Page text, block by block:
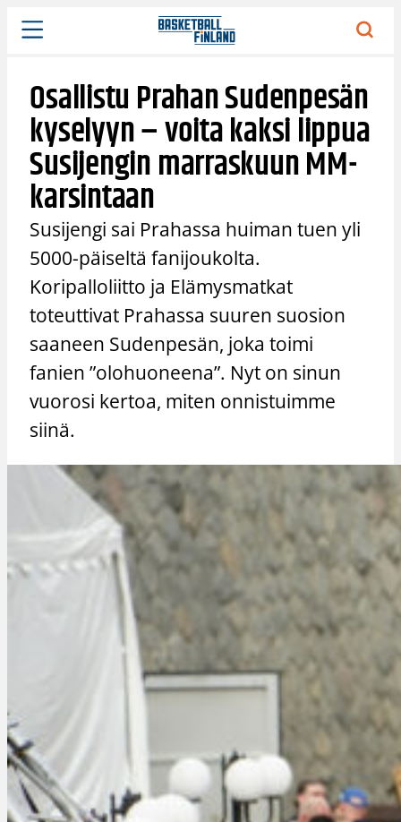
Siirry
sisältöön
Osallistu Prahan Sudenpesän
kyselyyn – voita kaksi lippua
Susijengin marraskuun MM-
karsintaan
Susijengi sai Prahassa huiman tuen yli
5000-päiseltä fanijoukolta.
Koripalloliitto ja Elämysmatkat
toteuttivat Prahassa suuren suosion
saaneen Sudenpesän, joka toimi
fanien ”olohuoneena”. Nyt on sinun
vuorosi kertoa, miten onnistuimme
siinä.